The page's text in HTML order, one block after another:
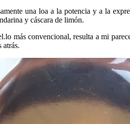
una loa a la potencia y a la
y cáscara de limón.
más convencional, resulta a mi
atrás.